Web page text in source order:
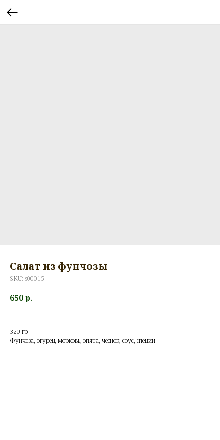
Салат из фунчозы
SKU: s00015
650р.
320 гр.
Фунчоза, огурец, морковь, опята, чеснок, соус, специи